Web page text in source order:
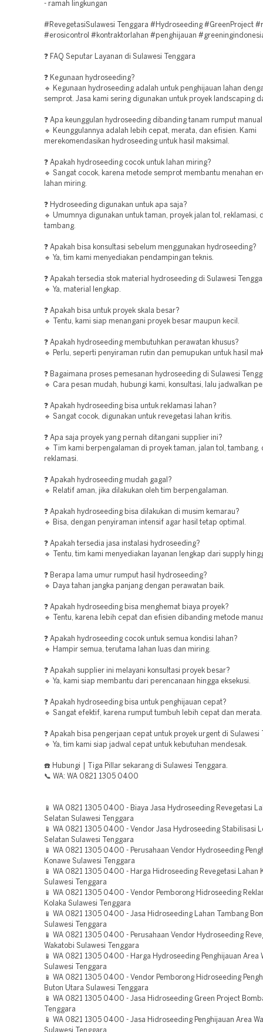
- ramah lingkungan
#RevegetasiSulawesi Tenggara #Hydroseeding #GreenProject
#erosicontrol #kontraktorlahan #penghijauan
❓ FAQ Seputar Layanan di Sulawesi Tenggara
❓ Kegunaan hydroseeding?
🔹 Kegunaan hydroseeding adalah untuk penghijauan lahan
semprot. Jasa kami sering digunakan untuk proyek landscaping
❓ Apa keunggulan hydroseeding dibanding tanam rumput
🔹 Keunggulannya adalah lebih cepat, merata, dan efisien. Kami
merekomendasikan hydroseeding untuk hasil maksimal.
❓ Apakah hydroseeding cocok untuk lahan miring?
🔹 Sangat cocok, karena metode semprot membantu menahan
lahan miring.
❓ Hydroseeding digunakan untuk apa saja?
🔹 Umumnya digunakan untuk taman, proyek jalan tol, reklamasi,
tambang.
❓ Apakah bisa konsultasi sebelum menggunakan hydroseeding?
🔹 Ya, tim kami menyediakan pendampingan teknis.
❓ Apakah tersedia stok material hydroseeding di Sulawesi
🔹 Ya, material lengkap.
❓ Apakah bisa untuk proyek skala besar?
🔹 Tentu, kami siap menangani proyek besar maupun kecil.
❓ Apakah hydroseeding membutuhkan perawatan khusus?
🔹 Perlu, seperti penyiraman rutin dan pemupukan untuk hasil
❓ Bagaimana proses pemesanan hydroseeding di Sulawesi
🔹 Cara pesan mudah, hubungi kami, konsultasi, lalu jadwalkan
❓ Apakah hydroseeding bisa untuk reklamasi lahan?
🔹 Sangat cocok, digunakan untuk revegetasi lahan kritis.
❓ Apa saja proyek yang pernah ditangani supplier ini?
🔹 Tim kami berpengalaman di proyek taman, jalan tol, tambang,
reklamasi.
❓ Apakah hydroseeding mudah gagal?
🔹 Relatif aman, jika dilakukan oleh tim berpengalaman.
❓ Apakah hydroseeding bisa dilakukan di musim kemarau?
🔹 Bisa, dengan penyiraman intensif agar hasil tetap optimal.
❓ Apakah tersedia jasa instalasi hydroseeding?
🔹 Tentu, tim kami menyediakan layanan lengkap dari supply
❓ Berapa lama umur rumput hasil hydroseeding?
🔹 Daya tahan jangka panjang dengan perawatan baik.
❓ Apakah hydroseeding bisa menghemat biaya proyek?
🔹 Tentu, karena lebih cepat dan efisien dibanding metode
❓ Apakah hydroseeding cocok untuk semua kondisi lahan?
🔹 Hampir semua, terutama lahan luas dan miring.
❓ Apakah supplier ini melayani konsultasi proyek besar?
🔹 Ya, kami siap membantu dari perencanaan hingga eksekusi.
❓ Apakah hydroseeding bisa untuk penghijauan cepat?
🔹 Sangat efektif, karena rumput tumbuh lebih cepat dan merata.
❓ Apakah bisa pengerjaan cepat untuk proyek urgent di Sulawesi
🔹 Ya, tim kami siap jadwal cepat untuk kebutuhan mendesak.
☎️ Hubungi | Tiga Pillar sekarang di Sulawesi Tenggara.
📞 WA: WA 0821 1305 0400
📱 WA 0821 1305 0400 - Biaya Jasa Hydroseeding Revegetasi
Selatan Sulawesi Tenggara
📱 WA 0821 1305 0400 - Vendor Jasa Hydroseeding Stabilisasi
Selatan Sulawesi Tenggara
📱 WA 0821 1305 0400 - Perusahaan Vendor Hydroseeding
Konawe Sulawesi Tenggara
📱 WA 0821 1305 0400 - Harga Hidroseeding Revegetasi Lahan
Sulawesi Tenggara
📱 WA 0821 1305 0400 - Vendor Pemborong Hidroseeding
Kolaka Sulawesi Tenggara
📱 WA 0821 1305 0400 - Jasa Hidroseeding Lahan Tambang
Sulawesi Tenggara
📱 WA 0821 1305 0400 - Perusahaan Vendor Hydroseeding
Wakatobi Sulawesi Tenggara
📱 WA 0821 1305 0400 - Harga Hydroseeding Penghijauan Area
Sulawesi Tenggara
📱 WA 0821 1305 0400 - Vendor Pemborong Hidroseeding
Buton Utara Sulawesi Tenggara
📱 WA 0821 1305 0400 - Jasa Hidroseeding Green Project
Tenggara
📱 WA 0821 1305 0400 - Jasa Hidroseeding Penghijauan Area
Sulawesi Tenggara